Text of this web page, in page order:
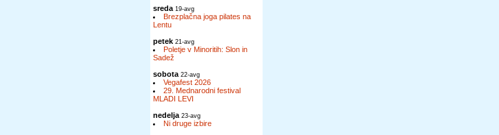
sreda 19-avg
Brezplačna joga pilates na
Lentu
petek 21-avg
Poletje v Minoritih: Slon in
Sadež
sobota 22-avg
Vegafest 2026
29. Mednarodni festival
MLADI LEVI
nedelja 23-avg
Ni druge izbire